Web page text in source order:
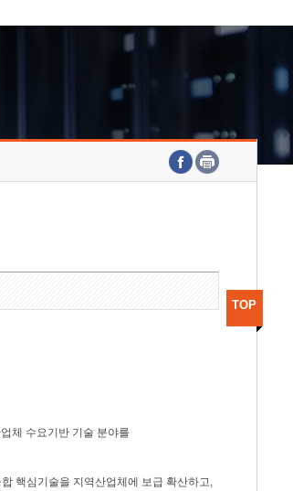
연구원 고객헌장
주요업무연락처
체 수요기반 기술 분야를
핵심기술을 지역산업체에 보급 확산하고,
TOP